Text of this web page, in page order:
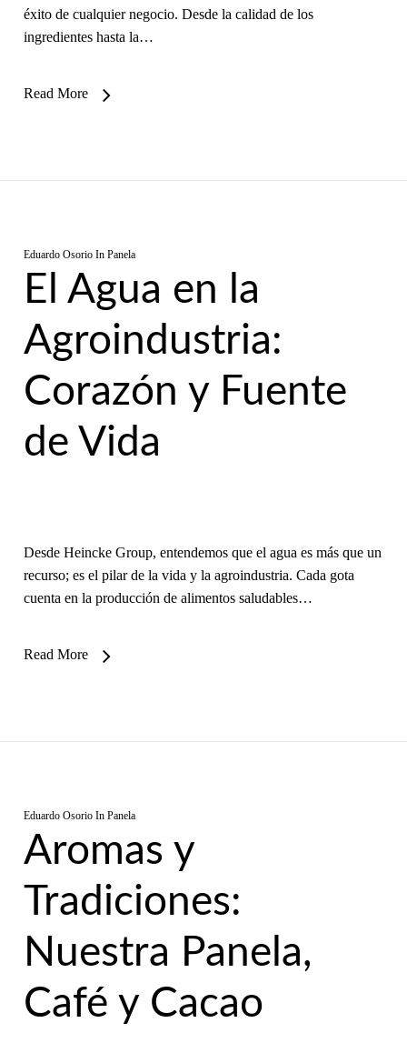
éxito de cualquier negocio. Desde la calidad de los
ingredientes hasta la…
Read More
Eduardo Osorio In Panela
El Agua en la
Agroindustria:
Corazón y Fuente
de Vida
Desde Heincke Group, entendemos que el agua es más que un
recurso; es el pilar de la vida y la agroindustria. Cada gota
cuenta en la producción de alimentos saludables…
Read More
Eduardo Osorio In Panela
Aromas y
Tradiciones:
Nuestra Panela,
Café y Cacao